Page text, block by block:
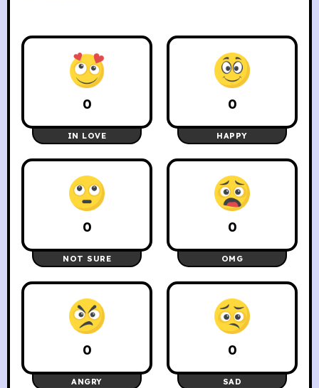
0
IN LOVE
0
HAPPY
0
NOT SURE
0
OMG
0
ANGRY
0
SAD